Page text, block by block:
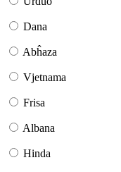
Dana
Abĥaza
Vjetnama
Frisa
Albana
Hinda